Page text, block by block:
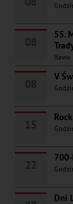
55.
Iława
V
Dni